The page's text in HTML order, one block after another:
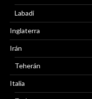
Labadi
Inglaterra
Irán
Teherán
Italia